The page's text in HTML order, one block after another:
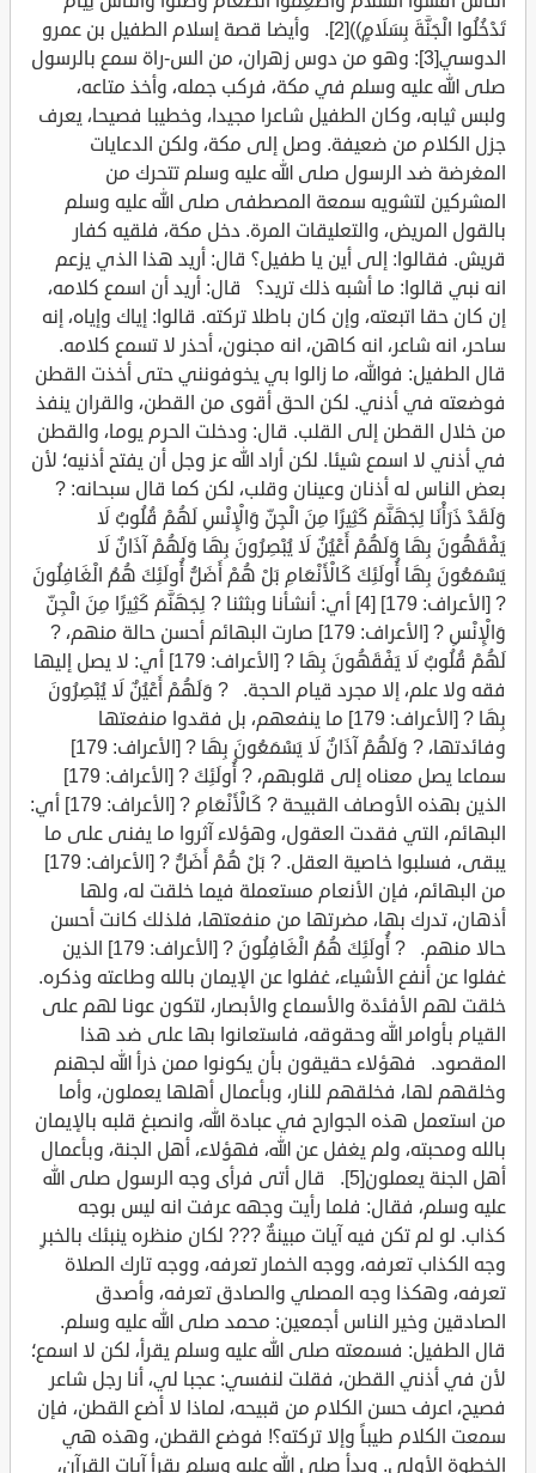
تَدْخُلُوا الْجَنَّةَ بِسَلَامٍ))[2]. وأيضا قصة إسلام الطفيل بن عمرو
الدوسي[3]: وهو من دوس زهران، من الس-راة سمع بالرسول
صلى الله عليه وسلم في مكة، فركب جمله، وأخذ متاعه،
ولبس ثيابه، وكان الطفيل شاعرا مجيدا، وخطيبا فصيحا، يعرف
جزل الكلام من ضعيفة. وصل إلى مكة، ولكن الدعايات
المغرضة ضد الرسول صلى الله عليه وسلم تتحرك من
المشركين لتشويه سمعة المصطفى صلى الله عليه وسلم
بالقول المريض، والتعليقات المرة. دخل مكة، فلقيه كفار
قريش. فقالوا: إلى أين يا طفيل؟ قال: أريد هذا الذي يزعم
انه نبي قالوا: ما أشبه ذلك تريد؟ قال: أريد أن اسمع كلامه،
إن كان حقا اتبعته، وإن كان باطلا تركته. قالوا: إياك وإياه، إنه
ساحر، انه شاعر، انه كاهن، انه مجنون، أحذر لا تسمع كلامه.
قال الطفيل: فوالله، ما زالوا بي يخوفونني حتى أخذت القطن
فوضعته في أذني. لكن الحق أقوى من القطن، والقران ينفذ
من خلال القطن إلى القلب. قال: ودخلت الحرم يوما، والقطن
في أذني لا اسمع شيئا. لكن أراد الله عز وجل أن يفتح أذنيه؛ لأن
بعض الناس له أذنان وعينان وقلب، لكن كما قال سبحانه: ?
وَلَقَدْ ذَرَأْنَا لِجَهَنَّمَ كَثِيرًا مِنَ الْجِنِّ وَالْإِنْسِ لَهُمْ قُلُوبٌ لَا
يَفْقَهُونَ بِهَا وَلَهُمْ أَعْيُنٌ لَا يُبْصِرُونَ بِهَا وَلَهُمْ آذَانٌ لَا
يَسْمَعُونَ بِهَا أُولَئِكَ كَالْأَنْعَامِ بَلْ هُمْ أَضَلُّ أُولَئِكَ هُمُ الْغَافِلُونَ
? [الأعراف: 179] [4] أي: أنشأنا وبثثنا ? لِجَهَنَّمَ كَثِيرًا مِنَ الْجِنِّ
وَالْإِنْسِ ? [الأعراف: 179] صارت البهائم أحسن حالة منهم، ?
لَهُمْ قُلُوبٌ لَا يَفْقَهُونَ بِهَا ? [الأعراف: 179] أي: لا يصل إليها
فقه ولا علم، إلا مجرد قيام الحجة. ? وَلَهُمْ أَعْيُنٌ لَا يُبْصِرُونَ
بِهَا ? [الأعراف: 179] ما ينفعهم، بل فقدوا منفعتها
وفائدتها، ? وَلَهُمْ آذَانٌ لَا يَسْمَعُونَ بِهَا ? [الأعراف: 179]
سماعا يصل معناه إلى قلوبهم، ? أُولَئِكَ ? [الأعراف: 179]
الذين بهذه الأوصاف القبيحة ? كَالْأَنْعَامِ ? [الأعراف: 179] أي:
البهائم، التي فقدت العقول، وهؤلاء آثروا ما يفنى على ما
يبقى، فسلبوا خاصية العقل. ? بَلْ هُمْ أَضَلُّ ? [الأعراف: 179]
من البهائم، فإن الأنعام مستعملة فيما خلقت له، ولها
أذهان، تدرك بها، مضرتها من منفعتها، فلذلك كانت أحسن
حالا منهم. ? أُولَئِكَ هُمُ الْغَافِلُونَ ? [الأعراف: 179] الذين
غفلوا عن أنفع الأشياء، غفلوا عن الإيمان بالله وطاعته وذكره.
خلقت لهم الأفئدة والأسماع والأبصار، لتكون عونا لهم على
القيام بأوامر الله وحقوقه، فاستعانوا بها على ضد هذا
المقصود. فهؤلاء حقيقون بأن يكونوا ممن ذرأ الله لجهنم
وخلقهم لها، فخلقهم للنار، وبأعمال أهلها يعملون، وأما
من استعمل هذه الجوارح في عبادة الله، وانصبغ قلبه بالإيمان
بالله ومحبته، ولم يغفل عن الله، فهؤلاء، أهل الجنة، وبأعمال
أهل الجنة يعملون[5]. قال أتى فرأى وجه الرسول صلى الله
عليه وسلم، فقال: فلما رأيت وجهه عرفت انه ليس بوجه
كذاب. لو لم تكن فيه آيات مبينةٌ ??? لكان منظره ينبئك بالخبرِ
وجه الكذاب تعرفه، ووجه الخمار تعرفه، ووجه تارك الصلاة
تعرفه، وهكذا وجه المصلي والصادق تعرفه، وأصدق
الصادقين وخير الناس أجمعين: محمد صلى الله عليه وسلم.
قال الطفيل: فسمعته صلى الله عليه وسلم يقرأ، لكن لا اسمع؛
لأن في أذني القطن، فقلت لنفسي: عجبا لي، أنا رجل شاعر
فصيح، اعرف حسن الكلام من قبيحه، لماذا لا أضع القطن، فإن
سمعت الكلام طيباً وإلا تركته؟! فوضع القطن، وهذه هي
الخطوة الأولى. وبدأ صلى الله عليه وسلم يقرأ آيات القرآن،